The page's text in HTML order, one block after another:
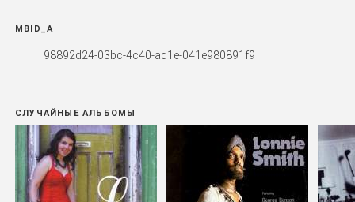
MBID_A
98892d24-03bc-4c40-ad1e-041e980891f9
СЛУЧАЙНЫЕ АЛЬБОМЫ